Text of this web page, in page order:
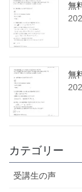
無
無
カテゴリー
受講生の声